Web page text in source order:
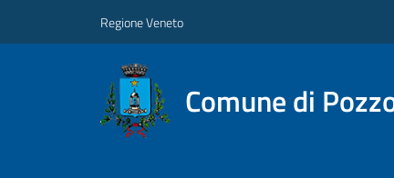
Regione Veneto
Comune di